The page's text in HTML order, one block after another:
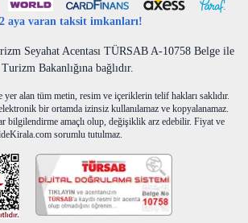
aya varan taksit imkanları!
Seyahat Acentası TÜRSAB A-10758 Belge ile
Turizm Bakanlığına bağlıdır.
alan tüm metin, resim ve içeriklerin telif hakları saklıdır.
bir ortamda izinsiz kullanılamaz ve kopyalanamaz.
bilgilendirme amaçlı olup, değişiklik arz edebilir. Fiyat ve
sorumlu tutulmaz.